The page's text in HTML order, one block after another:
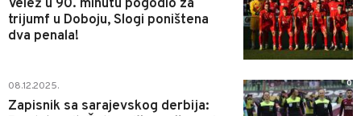
Velež u 90. minutu pogodio za
trijumf u Doboju, Slogi poništena
dva penala!
08.12.2025.
Zapisnik sa sarajevskog derbija:
0